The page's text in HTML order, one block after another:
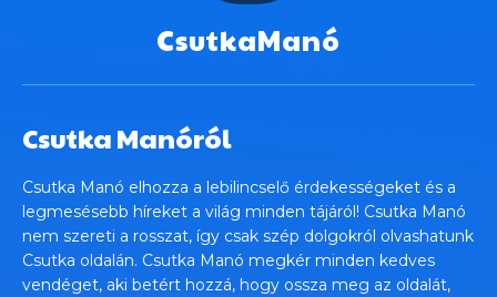
CsutkaManó
Csutka Manóról
Csutka Manó elhozza a lebilincselő érdekességeket és a
legmesésebb híreket a világ minden tájáról! Csutka Manó
nem szereti a rosszat, így csak szép dolgokról olvashatunk
Csutka oldalán. Csutka Manó megkér minden kedves
vendéget, aki betért hozzá, hogy ossza meg az oldalát,